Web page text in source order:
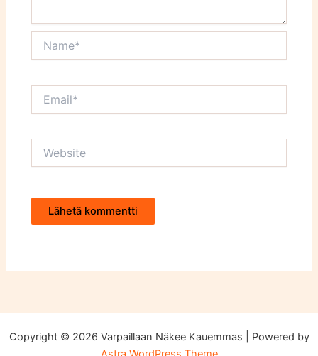
Copyright © 2026 Varpaillaan Näkee Kauemmas | Powered by